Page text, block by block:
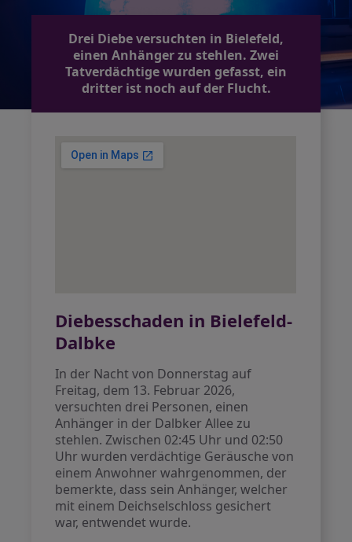
Drei Diebe versuchten in Bielefeld,
einen Anhänger zu stehlen. Zwei
Tatverdächtige wurden gefasst, ein
dritter ist noch auf der Flucht.
Diebesschaden in Bielefeld-
Dalbke
In der Nacht von Donnerstag auf
Freitag, dem 13. Februar 2026,
versuchten drei Personen, einen
Anhänger in der Dalbker Allee zu
stehlen. Zwischen 02:45 Uhr und 02:50
Uhr wurden verdächtige Geräusche von
einem Anwohner wahrgenommen, der
bemerkte, dass sein Anhänger, welcher
mit einem Deichselschloss gesichert
war, entwendet wurde.